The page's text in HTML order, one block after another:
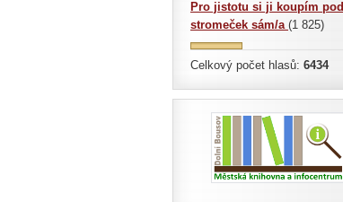
Pro jistotu si ji koupím pod
stromeček sám/a (1 825)
Celkový počet hlasů: 6434